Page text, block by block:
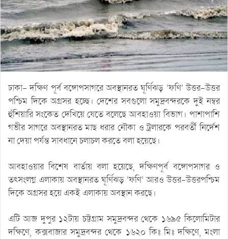
ঢাকা- দক্ষিণ পূর্ব বঙ্গোপসাগরে অবস্থানরত ঘূর্ণিঝড় ‘ফণি’ উত্তর-উত্তর
পশ্চিম দিকে অগ্রসর হচ্ছে। দেশের সবগুলো সমুদ্রবন্দরকে দুই নম্বর
হুঁশিয়ারি সংকেত দেখিয়ে যেতে বলেছে আবহাওয়া বিভাগ। পাশাপাশি
গভীর সাগরে অবস্থানরত মাছ ধরার নৌকা ও ট্রলারকে পরবর্তী নির্দেশ
না দেয়া পর্যন্ত সাবধানে চলাচল করতে বলা হয়েছে।
আবহাওয়ার বিশেষ বার্তায় বলা হয়েছে, দক্ষিণপূর্ব বঙ্গোপসাগর ও
তৎসংলগ্ন এলাকায় অবস্থানরত ঘূর্ণিঝড় ‘ফণি’ আরও উত্তর-উত্তরপশ্চিম
দিকে অগ্রসর হয়ে একই এলাকায় অবস্থান করছে।
এটি আজ দুপুর ১২টায় চট্টগ্রাম সমুদ্রবন্দর থেকে ১৬৯৫ কিলোমিটার
দক্ষিণে, কক্সবাজার সমুদ্রবন্দর থেকে ১৬২০ কিঃ মিঃ দক্ষিণে, মংলা